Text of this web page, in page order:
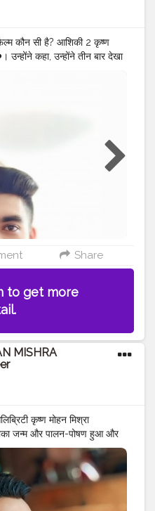
कौन सी है? आशिकी 2 कृष्ण
उन्होंने कहा, उन्होंने तीन बार देखा
Share
to get more
MISHRA
कृष्ण मोहन मिश्रा
जन्म और पालन-पोषण हुआ और
इंजीनियर, गुणवत्ता आश्वासन और
काम के लिए जाने जाते हैं।
जन्मस्थान: सुल्तानपुर
मूल: वह बिहार से हैं, जो उन्हें
.KRISHNA101_OFFICIAL